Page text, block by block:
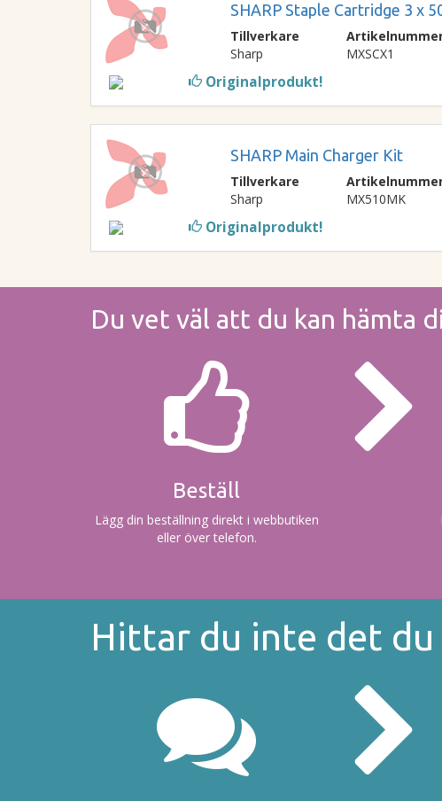
SHARP Staple Cartridge 3 x
Tillverkare
Sharp
MXSCX1
Originalprodukt!
SHARP Main Charger Kit
Tillverkare
Sharp
MX510MK
Originalprodukt!
Du vet väl att du kan hämta
Beställ
Lägg din beställning direkt i webbutiken
eller över telefon.
Hittar du inte det du